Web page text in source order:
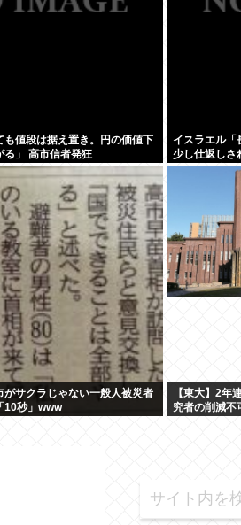
も値段は据え置き。円の価値下
る」 高市信者発狂
イスラエル「
少し仕返しさ
べきは侵略さ
がサクラじゃない一般人被災者
10秒」www
【東大】2年
究者の削減不